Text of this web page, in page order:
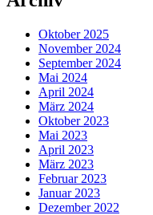
Oktober 2025
November 2024
September 2024
Mai 2024
April 2024
März 2024
Oktober 2023
Mai 2023
April 2023
März 2023
Februar 2023
Januar 2023
Dezember 2022